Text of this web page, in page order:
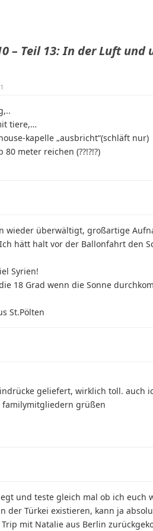
– Teil 13: In der Luft und
tiere,…
kapelle „ausbricht“(schläft nur)
meter reichen (??!?!?)
wieder überwältigt, großartige
hätt halt vor der Ballonfahrt den
Syrien!
18 Grad wenn die Sonne
St.Pölten
geliefert, wirklich toll. auch
familymitgliedern grüßen
und teste gleich mal ob ich euch
der Türkei existieren, kann ja
mit Natalie aus Berlin